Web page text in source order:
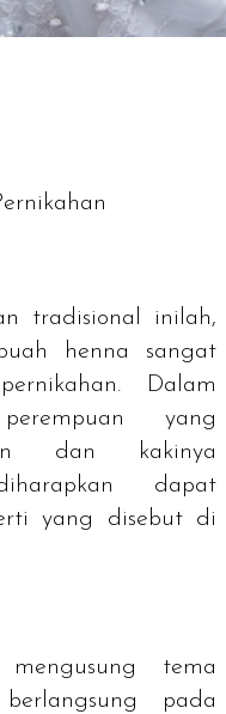
tradisional inilah,
henna sangat
Dalam
yang
dan kakinya
dapat
yang disebut di
tema
pada